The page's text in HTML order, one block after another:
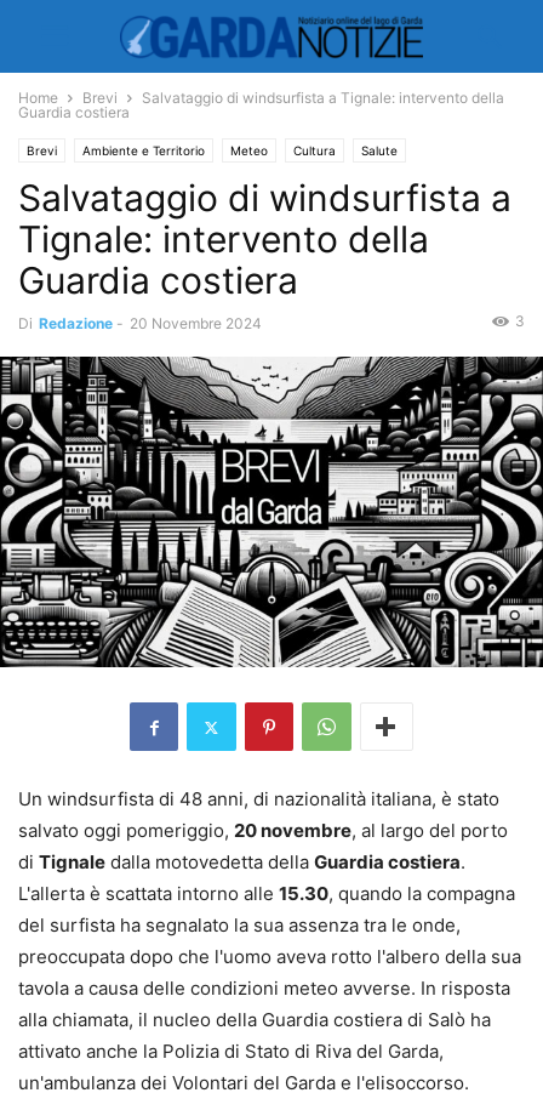
Home Brevi
Salvataggio di windsurfista a Tignale: intervento della
Guardia costiera
Brevi Ambiente e Territorio Meteo Cultura Salute
Salvataggio di windsurfista a
Tignale: intervento della
Guardia costiera
Di Redazione - 20 Novembre 2024 3
Un windsurfista di 48 anni, di nazionalità italiana, è stato
salvato oggi pomeriggio, 20 novembre, al largo del porto
di Tignale dalla motovedetta della Guardia costiera.
L'allerta è scattata intorno alle 15.30, quando la compagna
del surfista ha segnalato la sua assenza tra le onde,
preoccupata dopo che l'uomo aveva rotto l'albero della sua
tavola a causa delle condizioni meteo avverse. In risposta
alla chiamata, il nucleo della Guardia costiera di Salò ha
attivato anche la Polizia di Stato di Riva del Garda,
un'ambulanza dei Volontari del Garda e l'elisoccorso.